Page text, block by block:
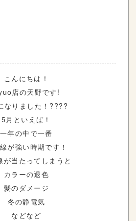
こんにちは！
店の天野です!
なりました！????
5月といえば！
一年の中で一番
が強い時期です！
が当たってしまうと
カラーの退色
髪のダメージ
冬の静電気
などなど